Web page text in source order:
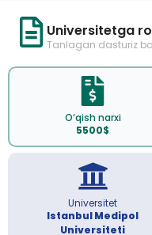
Universitetga
Tanlagan dasturiz
O‘qish narxi
5500$
Universitet
Istanbul Medipol
Universiteti